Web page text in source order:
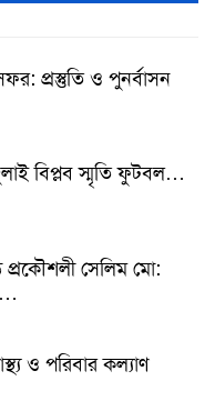
প্রস্তুতি ও পুনর্বাসন
বিপ্লব স্মৃতি ফুটবল…
প্রকৌশলী সেলিম মো:
ও পরিবার কল্যাণ